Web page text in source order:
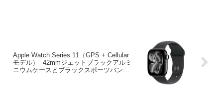
Apple Watch Series 11（GPS + Cellular
モデル）- 42mmジェットブラックアルミ
ニウムケースとブラックスポーツバンド